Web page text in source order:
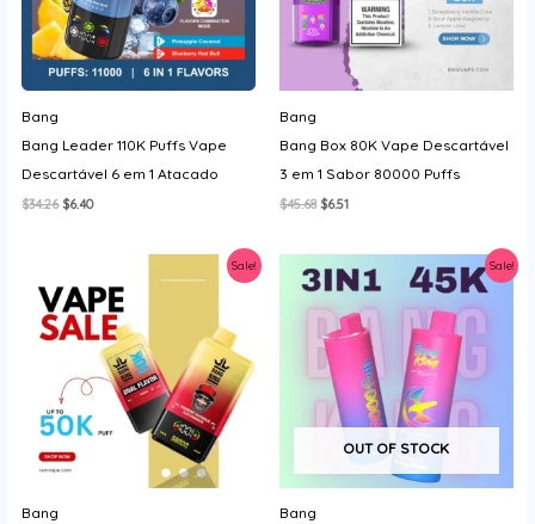
Bang
Bang Leader 110K Puffs Vape
Descartável 6 em 1 Atacado
$34.26 O
$6.40O
Bang
Bang Box 80K Vape Descartável
3 em 1 Sabor 80000 Puffs
$45.68 O
era:
$45.68.
$6.51O
é:
$6.51.
Sale!
Bang
Sale!
OUT OF STOCK
Bang